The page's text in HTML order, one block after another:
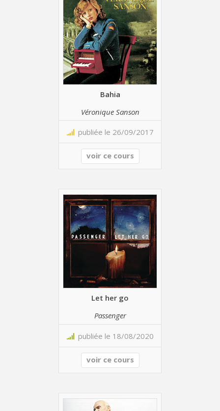
Bahia
Véronique Sanson
publiée le 26/09/2017
voir ce cours
Let her go
Passenger
publiée le 18/08/2020
voir ce cours